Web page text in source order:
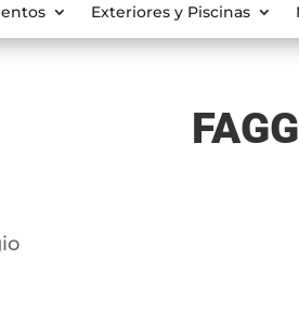
Exteriores y Piscinas